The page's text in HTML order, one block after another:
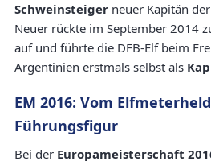
Schweinsteiger neuer Kapitän
Neuer rückte im September 2014
auf und führte die DFB-Elf beim
Argentinien erstmals selbst als
EM 2016: Vom
Führungsfigur
Bei der Europameisterschaft